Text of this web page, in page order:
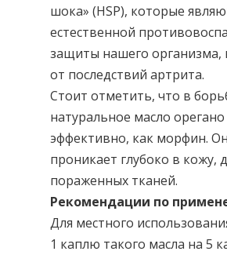
шока» (HSP), которые
естественной
защиты нашего организма,
от последствий артрита.
Стоит отметить, что в
натуральное масло
эффективно, как морфин.
проникает глубоко в кожу,
пораженных тканей.
Рекомендации по
Для местного
1 каплю такого масла на 5